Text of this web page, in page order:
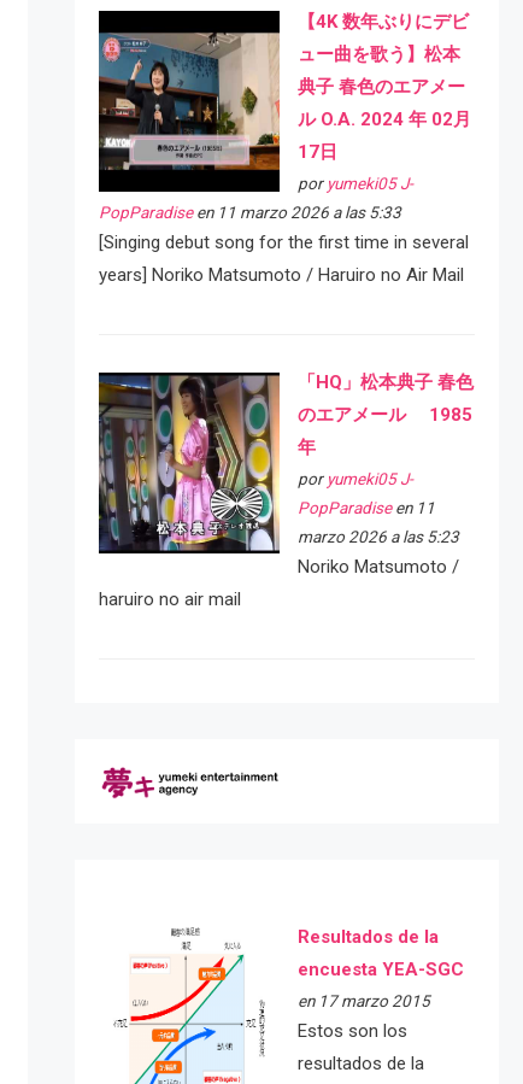
【4K 数年ぶりにデビ
ュー曲を歌う】松本
典子 春色のエアメー
ル O.A. 2024 年 02月
17日
por yumeki05 J-
PopParadiseen 11 marzo 2026 a las 5:33
[Singing debut song for the first time in several
years] Noriko Matsumoto / Haruiro no Air Mail
「HQ」松本典子 春色
のエアメール 1985
年
por yumeki05 J-
PopParadiseen 11
marzo 2026 a las 5:23
Noriko Matsumoto /
haruiro no air mail
Resultados de la
encuesta YEA-SGC
en 17 marzo 2015
Estos son los
resultados de la